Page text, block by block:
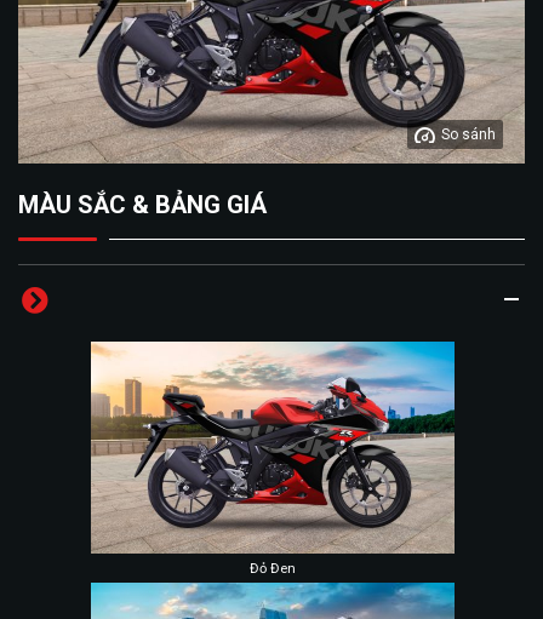
So sánh
MÀU SẮC & BẢNG GIÁ
Đỏ Đen